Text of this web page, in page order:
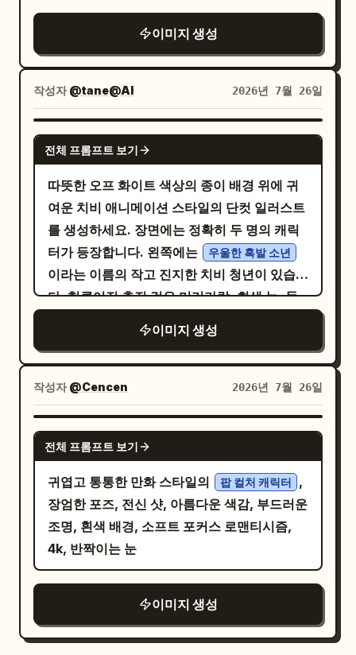
메이션 스타일의 채색을 사용하세요. - 치비는
실제 인물의 포즈를 더 과장되고 귀엽게 표현해
야 합니다. - 치비는 벽화의 일부로서 즐겁게 점
프하거나 포즈를 취하거나 살짝 떠 있는 것처럼
보일 수 있습니다. 벽화 세부 정보: - 부드럽고
니메이션/치비 렌더링 - 가벼운 손그림 질감 -
굴 - 실제 인물과 동일한 의상 느낌 - 참조 이미
지에 보이는 경우 동일한 헤어스타일 및 액세서
리 요소 - 치비 주변의 장난스러운 동작선 - 일
러스트 주변의 작은 하트, 별, 반짝임, 부드러운
낙서 장식 또는 작은 장식 표시 상호작용: 실제
인물과 치비 일러스트가 서로 연결된 느낌을 주
어야 합니다. 완벽하게 일치할 필요는 없지만
동일한 포즈 아이디어를 공유해야 합니다. 실
다. 치비는 더 과장되고 사랑스러운 애니메이
션 스타일의 버전을 취합니다. 맞춤형 벽화 옆
에서 찍은 재미있는 사진처럼 연결 고리가 즉각
적으로 읽혀야 합니다. 구도: - 세로형 4:5 또는
9:16 비율 - 단순하고 깔끔한 실내 벽 - 한쪽에
는 실제 인물 - 다른 쪽에는 다채로운 치비 벽화
- 두 인물 모두 전신 또는 거의 전신이 보이도록
배치 - 치비 일러스트는 실제 인물과 비슷하거
나 약간 더 큰 크기 - 두 인물 주변에 충분한 여
백 확보 - 벽화가 완전히 보이도록 유지 - 실제
배경: - 깨끗한 흰색, 크림색, 옅은 베이지색 또
프 포즈. 포즈는 과장되거나 신체적으로 어색
하지 않고 실제 인물에게 자연스럽게 느껴져야
합니다. 치비 벽화: - 일러스트는 업로드된 동
일 인물의 귀엽고 다채로운 2D 치비 버전이어
야 함 - 실제 인물 옆 벽에 직접 그려진 것처럼
보여야 함 - 실존하는 두 번째 인물이 아님 - 3D
캐릭터가 아님 - 검은색 그림자가 아님 - 단순
한 졸라맨이 아님 - 무작위 애니메이션 캐릭터
가 아님 - 관련 없는 다른 소녀가 아님 - 헤어스
타일 실루엣, 머리 색상, 액세서리, 의상 실루
엣, 색상 팔레트 및 전반적인 분위기를 통해 실
제 인물과 명확하게 닮아야 함 - 크고 표현력이
풍부한 눈, 둥글고 귀여운 얼굴, 작은 신체 비
율, 부드러운 애니메이션 스타일의 채색을 사
용할 것 - 치비는 실제 인물의 포즈를 더 과장되
고 귀엽게 표현해야 함 - 치비는 벽화의 일부로
서 행복하게 점프하거나 포즈를 취하거나 살짝
떠 있는 것처럼 보일 수 있음. 벽화 세부 사항: -
귀여운 애니메이션/치비 렌더링 - 가벼운 손그
풍부한 얼굴 - 실제 인물과 동일한 의상 느낌 -
참조 이미지에서 확인 가능한 동일한 헤어스타
일 및 액세서리 요소 - 치비 주변의 장난스러운
동작 선 - 일러스트 주변의 작은 하트, 별, 반짝
임, 부드러운 낙서 장식 또는 작은 장식 표시.
상호작용: 실제 인물과 치비 일러스트는 서로
연결된 느낌을 주어야 합니다. 같은 포즈 아이
디어를 공유하되 완벽하게 일치할 필요는 없습
로, 판타지 풍선 안은 더 세련된 로맨틱 순정 만
화 스타일로 렌더링하세요. 채도가 높은 색상,
선명한 외곽선, 장난스러운 코미디 분위기를
연출하고, 워터마크나 추가 캐릭터, 지정된 라
벨 외의 추가 텍스트는 넣지 마세요.
이지처럼 보여야 합니다.
어두운 눈을 가졌으며, 살짝 옆을 바라보며 차
분하고 자신감 넘치는 표정을 짓고 있습니다.
밝은 파란색 오버사이즈 데님 재킷, 흰색 티셔
츠, 연청색 루즈핏 청바지, 흰색 운동화, 은색
시계, 그리고 대각선으로 멘 작은 하늘색 크로
스백을 착용시켜 주세요. 양손은 주머니에 넣
고 발목은 교차한 자세입니다. 그 주변으로 동
일 인물을 묘사한 6개의 귀여운 스티커 스타일
꼬마 캐릭터(Chibi)를 배치하세요. 각 캐릭터
는 두꺼운 흰색 테두리와 부드러운 그림자 효과
가 있어야 합니다. (왼쪽 상단: 브이 포즈, 오른
쪽 상단: 주머니에 손을 넣고 큰 눈으로 서 있는
모습, 왼쪽 중간: 버블티를 든 모습, 오른쪽 중
간: 윙크하며 엄지를 치켜세운 모습, 왼쪽 하단:
손가락 하트를 하는 모습, 오른쪽 하단: 주머니
에 손을 넣고 차분하게 서 있는 모습). 구성 요
소 주변에 다채로운 손글씨 낙서와 단어를 추가
하세요: 왼쪽 상단 중앙 근처에 파란색
“Shine”, 오른쪽에 노란색 “Smile”, 왼쪽 중하
단 영역에 분홍색 “Happy”, 하단에는 파란색
으로 “Mel”이라고 적힌 작은 분홍색 하트가 포
함된 흰색 말풍선, 왼쪽 하단에는 검은색 선글
라스와 함께 파란색 “Cool”을 배치하세요. 추
색 구름, 작은 소용돌이 표시, 웃는 얼굴 같은
작은 낙서들을 포함하세요. 발랄한 소셜 미디
어 스티커 감성, 높은 디테일, 깔끔한 조명, 부
이미지 생성
작성자@tane@AI 2026년 7월 26일
GPT IMAGE 2
전체 프롬프트 보기
따뜻한 오프 화이트 색상의 종이 배경 위에 귀
여운 치비 애니메이션 스타일의 단컷 일러스트
를 생성하세요. 장면에는 정확히 두 명의 캐릭
터가 등장합니다. 왼쪽에는
우울한 흑발 소년
이라는 이름의 작고 진지한 치비 청년이 있습니
다. 헝클어진 층진 검은 머리카락, 회색 눈, 둥
며 약간 짜증 섞인 무표정을 짓고 있습니다. 오
른쪽에는 둥근 머리, 작은 검은색 타원형 눈, 발
그레한 분홍색 볼, 활짝 웃는 입, 그리고 머리
위에서 자라난 두 잎이 달린 작은 녹색 새싹을
가진 단순한 흰색 마스코트 생명체가 있습니
다. 마스코트는 양팔을 뻗어 마치 소년의 셔츠
깃을 열려는 듯 잡아당기고 있고, 소년은 뻣뻣
하게 서서 저항하고 있습니다. 소년은 우아한
올 블랙 레이어드 룩을 입고 있습니다. 끝까지
단추를 채운 검은색 칼라 셔츠, 패턴이 들어간
색 바지, 검은색 구두, 그리고 작은 금색 체인
액세서리를 착용하고 있으며, 옷깃은 닫힌 상
태를 유지하세요. 소년의 왼손에는 모서리가
이미지 생성
작성자@Cencen 2026년 7월 26일
NANO BANANA PRO
전체 프롬프트 보기
귀엽고 통통한 만화 스타일의 팝 컬처 캐릭터
,
장엄한 포즈, 전신 샷, 아름다운 색감, 부드러운
조명, 흰색 배경, 소프트 포커스 로맨티시즘,
4k, 반짝이는 눈
이미지 생성